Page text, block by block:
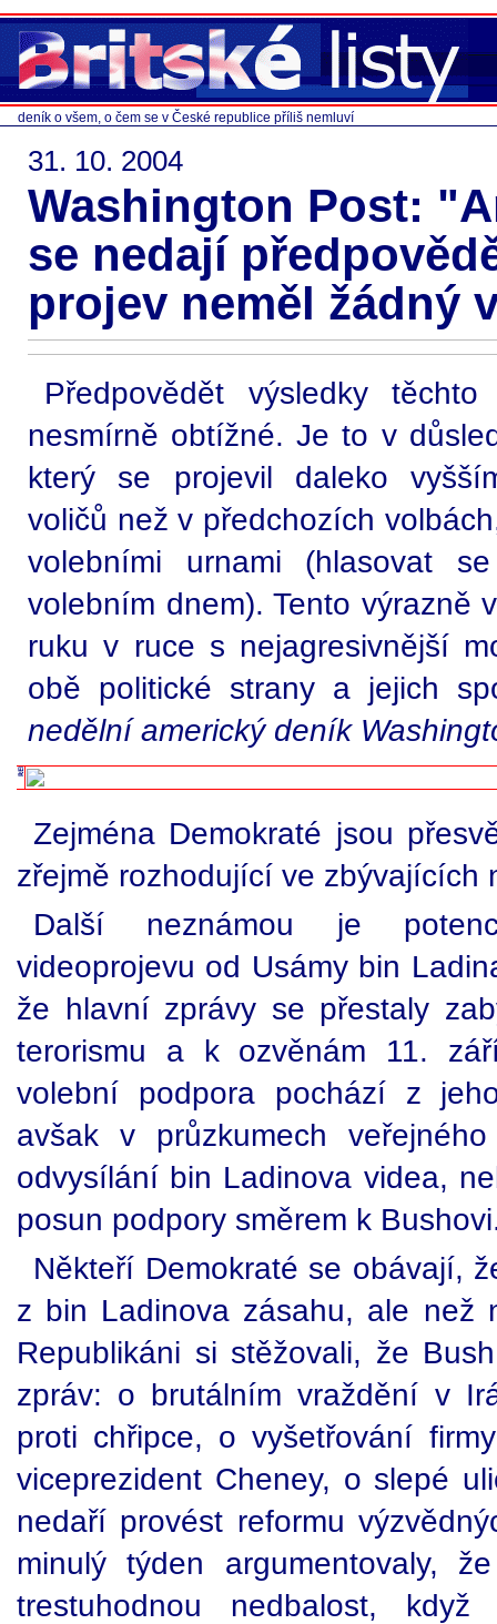
deník o všem, o čem se v České republice příliš nemluví
31. 10. 2004
Washington Post:
se nedají
projev neměl žádný
Předpovědět výsledky
nesmírně obtížné. Je to v
který se projevil daleko
voličů než v předchozích
volebními urnami (hlasovat
volebním dnem). Tento výrazně
ruku v ruce s nejagresivnější
obě politické strany a jejich
nedělní americký deník
Zejména Demokraté jsou
zřejmě rozhodující ve zbývajících
Další neznámou je
videoprojevu od Usámy bin
že hlavní zprávy se přestaly
terorismu a k ozvěnám 11.
volební podpora pochází z
avšak v průzkumech
odvysílání bin Ladinova videa,
posun podpory směrem k
Někteří Demokraté se obávají,
z bin Ladinova zásahu, ale než
Republikáni si stěžovali, že
zpráv: o brutálním vraždění v
proti chřipce, o vyšetřování
viceprezident Cheney, o slepé
nedaří provést reformu
minulý týden argumentovaly,
trestuhodnou nedbalost,